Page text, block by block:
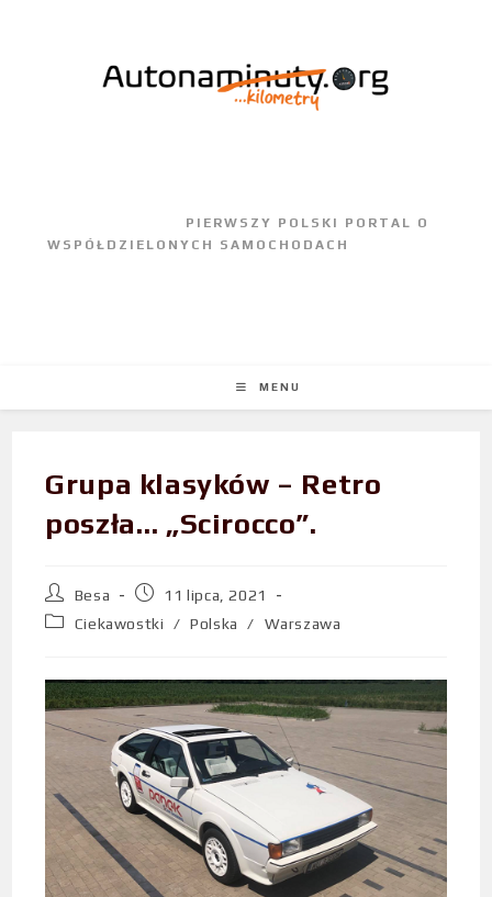
MENU
Grupa klasyków – Retro
poszła… „Scirocco”.
Besa
11 lipca, 2021
Ciekawostki
/ Polska / Warszawa